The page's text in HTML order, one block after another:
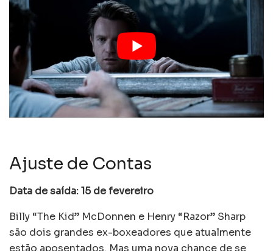
Ajuste de Contas
Data de saída: 15 de fevereiro
Billy “The Kid” McDonnen e Henry “Razor” Sharp
são dois grandes ex-boxeadores que atualmente
estão aposentados. Mas uma nova chance de se